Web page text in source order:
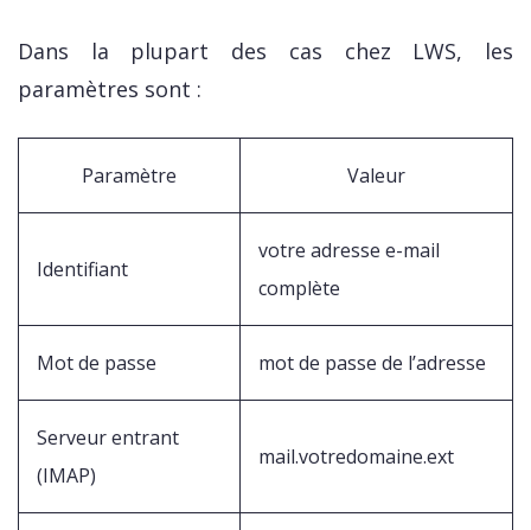
Dans la plupart des cas chez LWS, les
paramètres sont :
Paramètre Valeur
Identifiant
votre adresse e-mail
complète
Mot de passe mot de passe de l’adresse
Serveur entrant
(IMAP)
mail.votredomaine.ext